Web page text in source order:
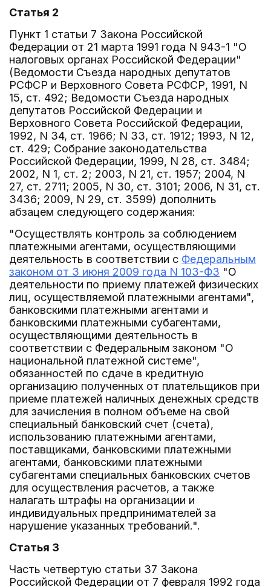
Статья 2
Пункт 1 статьи 7 Закона Российской
Федерации от 21 марта 1991 года N 943-1 "О
налоговых органах Российской Федерации"
(Ведомости Съезда народных депутатов
РСФСР и Верховного Совета РСФСР, 1991, N
15, ст. 492; Ведомости Съезда народных
депутатов Российской Федерации и
Верховного Совета Российской Федерации,
1992, N 34, ст. 1966; N 33, ст. 1912; 1993, N 12,
ст. 429; Собрание законодательства
Российской Федерации, 1999, N 28, ст. 3484;
2002, N 1, ст. 2; 2003, N 21, ст. 1957; 2004, N
27, ст. 2711; 2005, N 30, ст. 3101; 2006, N 31, ст.
3436; 2009, N 29, ст. 3599) дополнить
абзацем следующего содержания:
"Осуществлять контроль за соблюдением
платежными агентами, осуществляющими
деятельность в соответствии с Федеральным
законом от 3 июня 2009 года N 103-ФЗ "О
деятельности по приему платежей физических
лиц, осуществляемой платежными агентами",
банковскими платежными агентами и
банковскими платежными субагентами,
осуществляющими деятельность в
соответствии с Федеральным законом "О
национальной платежной системе",
обязанностей по сдаче в кредитную
организацию полученных от плательщиков при
приеме платежей наличных денежных средств
для зачисления в полном объеме на свой
специальный банковский счет (счета),
использованию платежными агентами,
поставщиками, банковскими платежными
агентами, банковскими платежными
субагентами специальных банковских счетов
для осуществления расчетов, а также
налагать штрафы на организации и
индивидуальных предпринимателей за
нарушение указанных требований.".
Статья 3
Часть четвертую статьи 37 Закона
Российской Федерации от 7 февраля 1992 года